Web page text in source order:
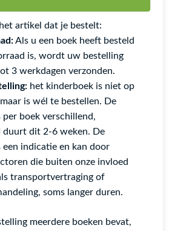
artikel dat je bestelt:
Als u een boek heeft besteld
is, wordt uw bestelling
3 werkdagen verzonden.
het kinderboek is niet op
is wél te bestellen. De
per boek verschillend,
duurt dit 2-6 weken. De
een indicatie en kan door
die buiten onze invloed
transportvertraging of
soms langer duren.
meerdere boeken bevat,